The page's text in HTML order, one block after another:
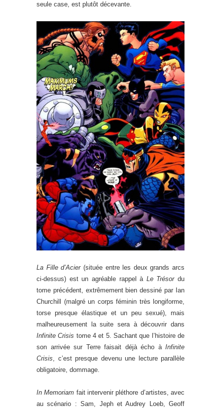
seule case, est plutôt décevante.
La Fille d’Acier(située entre les deux grands arcs
ci-dessus) est un agréable rappel à Le Trésordu
tome précédent, extrêmement bien dessiné par Ian
Churchill (malgré un corps féminin très longiforme,
torse presque élastique et un peu sexué), mais
malheureusement la suite sera à découvrir dans
Infinite Crisis tome 4 et 5. Sachant que l’histoire de
son arrivée sur Terre faisait déjà écho à Infinite
Crisis , c’est presque devenu une lecture parallèle
obligatoire, dommage.
In Memoriam fait intervenir pléthore d’artistes, avec
au scénario : Sam, Jeph et Audrey Loeb, Geoff